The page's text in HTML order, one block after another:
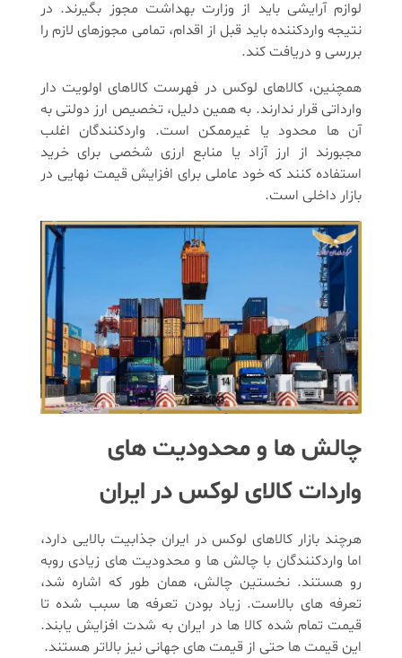
لوازم آرایشی باید از وزارت بهداشت مجوز بگیرند. در
نتیجه واردکننده باید قبل از اقدام، تمامی مجوزهای لازم را
بررسی و دریافت کند.
همچنین، کالاهای لوکس در فهرست کالاهای اولویت دار
وارداتی قرار ندارند. به همین دلیل، تخصیص ارز دولتی به
آن ها محدود یا غیرممکن است. واردکنندگان اغلب
مجبورند از ارز آزاد یا منابع ارزی شخصی برای خرید
استفاده کنند که خود عاملی برای افزایش قیمت نهایی در
بازار داخلی است.
چالش ها و محدودیت های
واردات کالای لوکس در ایران
هرچند بازار کالاهای لوکس در ایران جذابیت بالایی دارد،
اما واردکنندگان با چالش ها و محدودیت های زیادی روبه
رو هستند. نخستین چالش، همان طور که اشاره شد،
تعرفه های بالاست. زیاد بودن تعرفه ها سبب شده تا
قیمت تمام شده کالا ها در ایران به شدت افزایش یابند.
این قیمت ها حتی از قیمت های جهانی نیز بالاتر هستند.